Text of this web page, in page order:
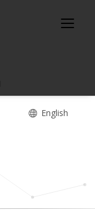
English